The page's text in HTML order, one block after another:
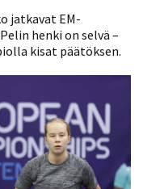
jatkavat EM-
henki on selvä –
kisat päätöksen.